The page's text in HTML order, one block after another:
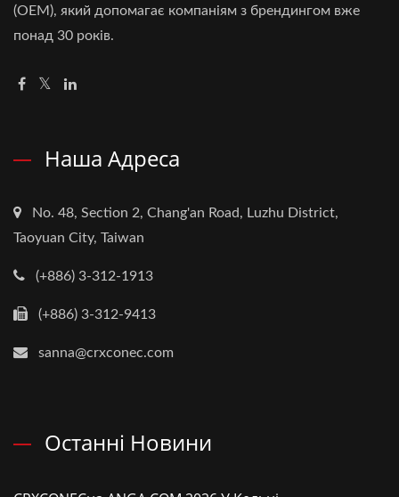
(OEM), який допомагає компаніям з брендингом вже
понад 30 років.
Наша Адреса
No. 48, Section 2, Chang'an Road, Luzhu District,
Taoyuan City, Taiwan
(+886) 3-312-1913
(+886) 3-312-9413
sanna@crxconec.com
Останні Новини